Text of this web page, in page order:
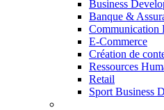
Business
Banque &
Communication
E-Commerce
Création de
Ressources
Retail
Sport Business